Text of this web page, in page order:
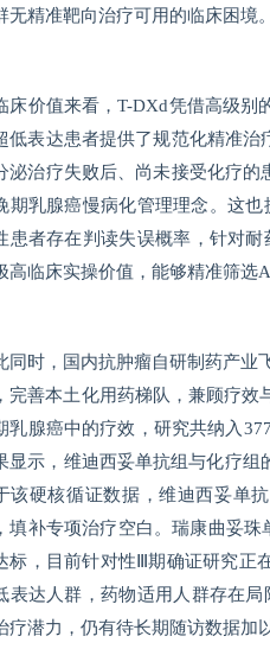
无精准靶向治疗可用的临床困境。
床价值来看，T-DXd凭借高级别
低表达患者提供了规范化精准
泌治疗失败后、尚未接受化疗
期乳腺癌慢病化管理理念。这
患者存在判读失误概率，针对
高临床实操价值，能够精准筛选
同时，国内抗肿瘤自研制药产业
完善本土化用药梯队，兼顾疗效
乳腺癌中的疗效，研究共纳入
显示，维迪西妥单抗组与化疗组
该硬核循证数据，维迪西妥单
填补专项治疗空白。瑞康曲妥珠
标，目前针对性Ⅲ期确证研究正
表达人群，药物适用人群存在
疗潜力，仍有待长期随访数据加